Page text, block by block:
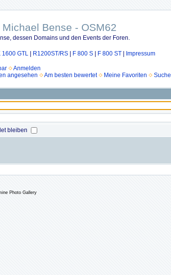
Bense - OSM62
dessen Domains und den Events der Foren.
1600 GTL R1200ST/RS F 800 S F 800 ST Impressum
Anmelden
angesehen Am besten bewertet Meine Favoriten Suche
bleiben
Photo Gallery